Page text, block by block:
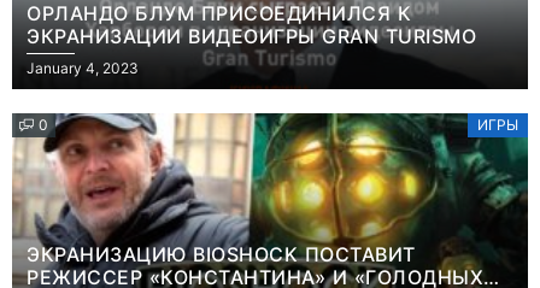
ОРЛАНДО БЛУМ ПРИСОЕДИНИЛСЯ К
ЭКРАНИЗАЦИИ ВИДЕОИГРЫ GRAN TURISMO
January 4, 2023
0 ИГРЫ
ЭКРАНИЗАЦИЮ BIOSHOCK ПОСТАВИТ
РЕЖИССЕР «КОНСТАНТИНА» И «ГОЛОДНЫХ